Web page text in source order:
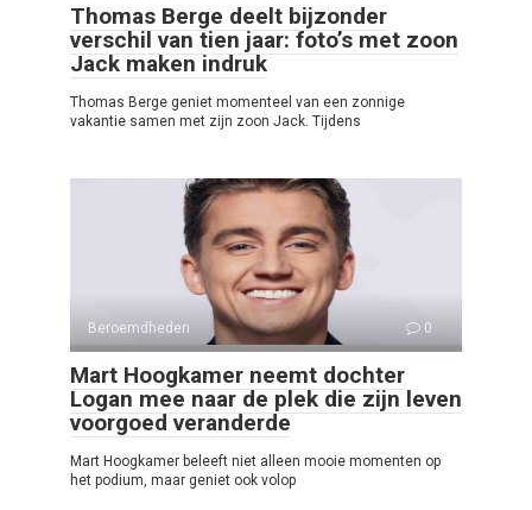
Thomas Berge deelt bijzonder
verschil van tien jaar: foto’s met zoon
Jack maken indruk
Thomas Berge geniet momenteel van een zonnige
vakantie samen met zijn zoon Jack. Tijdens
Beroemdheden 0
Mart Hoogkamer neemt dochter
Logan mee naar de plek die zijn leven
voorgoed veranderde
Mart Hoogkamer beleeft niet alleen mooie momenten op
het podium, maar geniet ook volop